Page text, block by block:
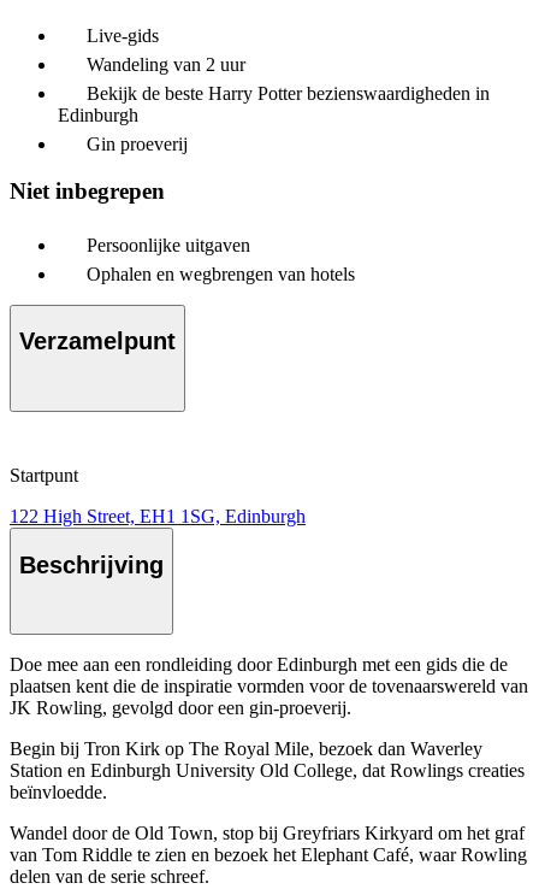
Live-gids
Wandeling van 2 uur
Bekijk de beste Harry Potter bezienswaardigheden in
Edinburgh
Gin proeverij
Niet inbegrepen
Persoonlijke uitgaven
Ophalen en wegbrengen van hotels
Verzamelpunt
Startpunt
122 High Street, EH1 1SG, Edinburgh
Beschrijving
Doe mee aan een rondleiding door Edinburgh met een gids die de
plaatsen kent die de inspiratie vormden voor de tovenaarswereld van
JK Rowling, gevolgd door een gin-proeverij.
Begin bij Tron Kirk op The Royal Mile, bezoek dan Waverley
Station en Edinburgh University Old College, dat Rowlings creaties
beïnvloedde.
Wandel door de Old Town, stop bij Greyfriars Kirkyard om het graf
van Tom Riddle te zien en bezoek het Elephant Café, waar Rowling
delen van de serie schreef.